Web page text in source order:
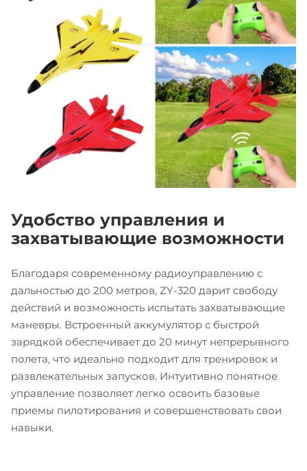
Удобство управления и
захватывающие возможности
Благодаря современному радиоуправлению с
дальностью до 200 метров, ZY-320 дарит свободу
действий и возможность испытать захватывающие
маневры. Встроенный аккумулятор с быстрой
зарядкой обеспечивает до 20 минут непрерывного
полета, что идеально подходит для тренировок и
развлекательных запусков. Интуитивно понятное
управление позволяет легко освоить базовые
приемы пилотирования и совершенствовать свои
навыки.